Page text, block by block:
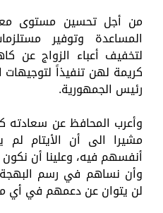
من أجل تحسين مستوى
المساعدة وتوفير
لتخفيف أعباء الزواج عن
كريمة لهن تنفيذاً
رئيس الجمهورية.
وأعرب المحافظ عن سعادته
مشيرا الى أن الأيتام لم
أنفسهم فيه، وعلينا أن
وأن نساهم في رسم
لن يتوان عن دعمهم في أي